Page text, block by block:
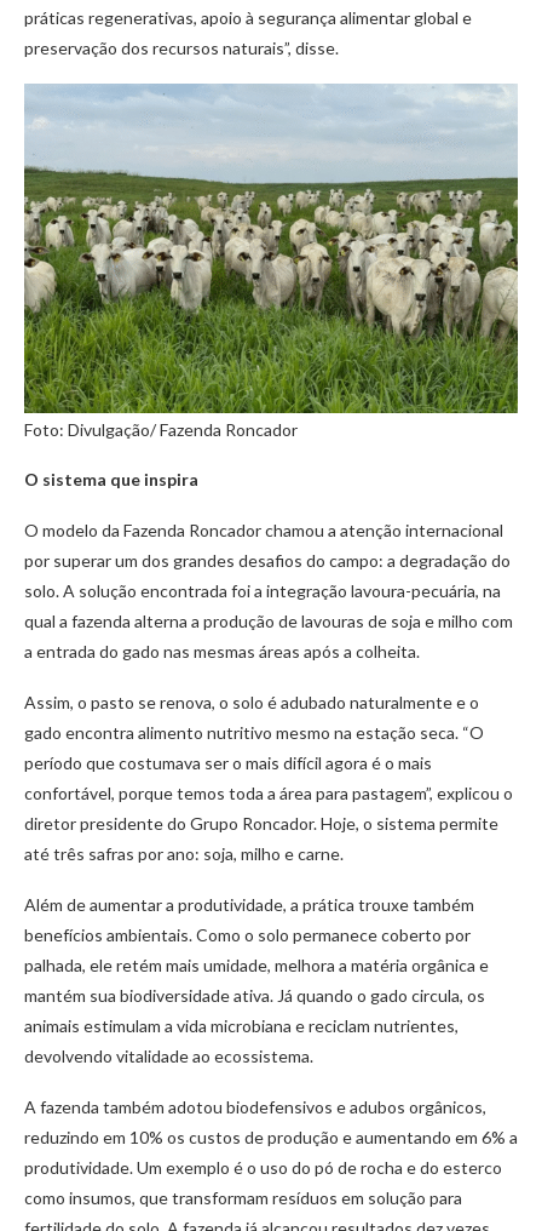
práticas regenerativas, apoio à segurança alimentar global e
preservação dos recursos naturais”, disse.
Foto: Divulgação/ Fazenda Roncador
O sistema que inspira
O modelo da Fazenda Roncador chamou a atenção internacional
por superar um dos grandes desafios do campo: a degradação do
solo. A solução encontrada foi a integração lavoura-pecuária, na
qual a fazenda alterna a produção de lavouras de soja e milho com
a entrada do gado nas mesmas áreas após a colheita.
Assim, o pasto se renova, o solo é adubado naturalmente e o
gado encontra alimento nutritivo mesmo na estação seca. “O
período que costumava ser o mais difícil agora é o mais
confortável, porque temos toda a área para pastagem”, explicou o
diretor presidente do Grupo Roncador. Hoje, o sistema permite
até três safras por ano: soja, milho e carne.
Além de aumentar a produtividade, a prática trouxe também
benefícios ambientais. Como o solo permanece coberto por
palhada, ele retém mais umidade, melhora a matéria orgânica e
mantém sua biodiversidade ativa. Já quando o gado circula, os
animais estimulam a vida microbiana e reciclam nutrientes,
devolvendo vitalidade ao ecossistema.
A fazenda também adotou biodefensivos e adubos orgânicos,
reduzindo em 10% os custos de produção e aumentando em 6% a
produtividade. Um exemplo é o uso do pó de rocha e do esterco
como insumos, que transformam resíduos em solução para